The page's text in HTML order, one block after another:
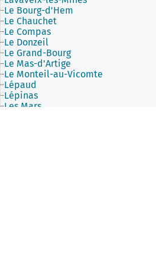
Le Bourg-d'Hem
Le Chauchet
Le Compas
Le Donzeil
Le Grand-Bourg
Le Mas-d'Artige
Le Monteil-au-Vicomte
Lépaud
Lépinas
Les Mars